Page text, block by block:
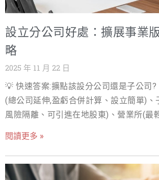
司，有限公司在股權轉讓和組織變動上
理解其核心的有限公司設立條件，包括
定、資本額的實務建議與驗資要求，以及
深度解析，提供實務操作指南，助您一次
設立條件的細節，避免走彎路，讓您的
健、更快速。 股東要求：從一人到多人
模 (有限公司設立) 要成功設立有限公司，
為三大面向：股東要求、資本額規定與登
法》大幅修正後，台灣的有限公司設立
設立分公司好處：擴展事業
略
2025 年 11 月 22 日
💡 快速答案:擴點該設分公司還是子公司?
(總公司延伸,盈虧合併計算、設立簡單)、
風險隔離、可引進在地股東)、營業所(最
公司;先試水溫 → 營業所。分公司的盈虧
常用工具。 前言：當事業擴張的號角響
嗎？ 痛點：成長的煩惱與跨區經營的挑
閱讀更多 »